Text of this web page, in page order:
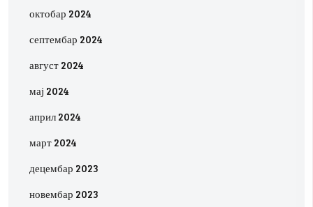
октобар 2024
септембар 2024
август 2024
мај 2024
април 2024
март 2024
децембар 2023
новембар 2023